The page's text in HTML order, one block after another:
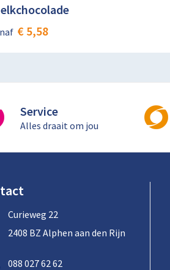
€ 5,58
Service
Alles draait om jou
Curieweg 22
2408 BZ Alphen aan den Rijn
088 027 62 62